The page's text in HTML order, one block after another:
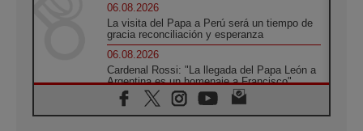
06.08.2026
La visita del Papa a Perú será un tiempo de
gracia reconciliación y esperanza
06.08.2026
Cardenal Rossi: "La llegada del Papa León a
Argentina es un homenaje a Francisco"
06.08.2026
En Asís, León XIV invita a los jóvenes a